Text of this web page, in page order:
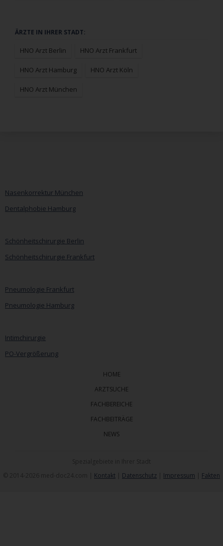
Navigation
ÄRZTE IN IHRER STADT:
HNO Arzt Berlin HNO Arzt Frankfurt
HNO Arzt Hamburg HNO Arzt Köln
HNO Arzt München
Nasenkorrektur München
Dentalphobie Hamburg
Schönheitschirurgie Berlin
Schönheitschirurgie Frankfurt
Pneumologie Frankfurt
Pneumologie Hamburg
Intimchirurgie
PO-Vergrößerung
HOME
ARZTSUCHE
FACHBEREICHE
FACHBEITRÄGE
NEWS
Kontakt Datenschutz Impressum Fakten